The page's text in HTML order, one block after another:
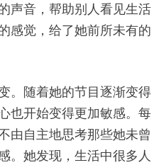
声音，帮助别人看见生活
感觉，给了她前所未有的
。随着她的节目逐渐变得
也开始变得更加敏感。每
由自主地思考那些她未曾
。她发现，生活中很多人